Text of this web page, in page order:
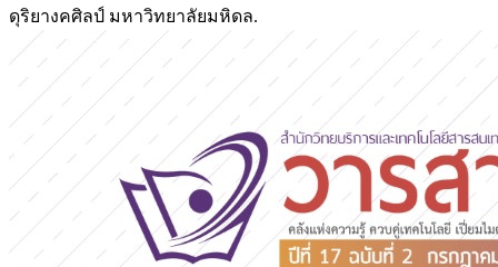
ดุริยางคศิลป์ มหาวิทยาลัยมหิดล.